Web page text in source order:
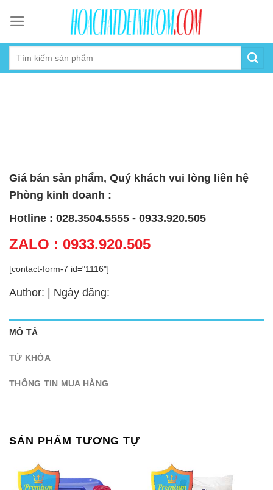
content
Giá bán sản phẩm, Quý khách vui lòng liên hệ
Phòng kinh doanh :
Hotline : 028.3504.5555 - 0933.920.505
ZALO : 0933.920.505
[contact-form-7 id="1116"]
Author: | Ngày đăng:
MÔ TẢ
TỪ KHÓA
THÔNG TIN MUA HÀNG
SẢN PHẨM TƯƠNG TỰ